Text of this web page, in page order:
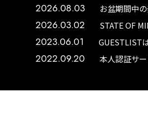
2026.08.03 お盆期間中
2026.03.02 STATE OF
2023.06.01 GUESTLIST
2022.09.20 本人認証サ